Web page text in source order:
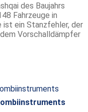
des Baujahrs
Fahrzeuge in
ist ein Stanzfehler, der
Vorschalldämpfer